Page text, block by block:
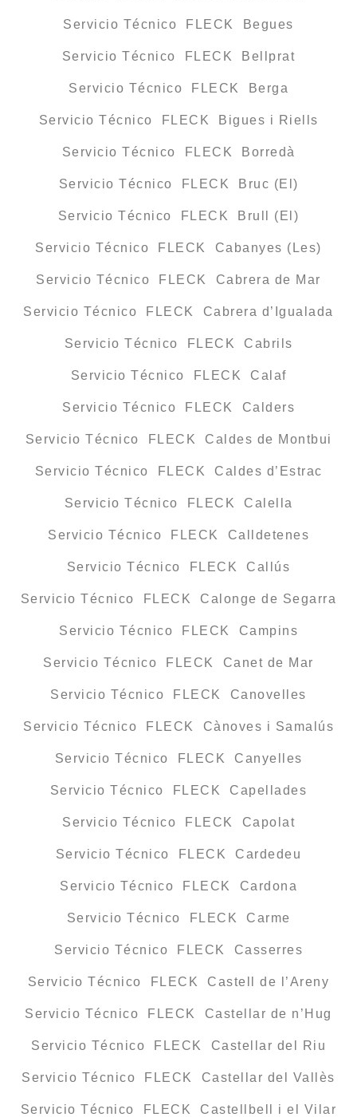
Servicio Técnico FLECK Begues
Servicio Técnico FLECK Bellprat
Servicio Técnico FLECK Berga
Servicio Técnico FLECK Bigues i Riells
Servicio Técnico FLECK Borredà
Servicio Técnico FLECK Bruc (El)
Servicio Técnico FLECK Brull (El)
Servicio Técnico FLECK Cabanyes (Les)
Servicio Técnico FLECK Cabrera de Mar
Servicio Técnico FLECK Cabrera d’Igualada
Servicio Técnico FLECK Cabrils
Servicio Técnico FLECK Calaf
Servicio Técnico FLECK Calders
Servicio Técnico FLECK Caldes de Montbui
Servicio Técnico FLECK Caldes d’Estrac
Servicio Técnico FLECK Calella
Servicio Técnico FLECK Calldetenes
Servicio Técnico FLECK Callús
Servicio Técnico FLECK Calonge de Segarra
Servicio Técnico FLECK Campins
Servicio Técnico FLECK Canet de Mar
Servicio Técnico FLECK Canovelles
Servicio Técnico FLECK Cànoves i Samalús
Servicio Técnico FLECK Canyelles
Servicio Técnico FLECK Capellades
Servicio Técnico FLECK Capolat
Servicio Técnico FLECK Cardedeu
Servicio Técnico FLECK Cardona
Servicio Técnico FLECK Carme
Servicio Técnico FLECK Casserres
Servicio Técnico FLECK Castell de l’Areny
Servicio Técnico FLECK Castellar de n’Hug
Servicio Técnico FLECK Castellar del Riu
Servicio Técnico FLECK Castellar del Vallès
Servicio Técnico FLECK Castellbell i el Vilar